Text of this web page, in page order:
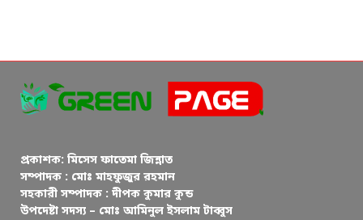
প্রকাশক: মিসেস ফাতেমা জিন্নাত
সম্পাদক : মোঃ মাহফুজুর রহমান
সহকারী সম্পাদক : দীপক কুমার কুন্ড
উপদেষ্টা সদস্য – মোঃ আমিনুল ইসলাম টাব্বুস